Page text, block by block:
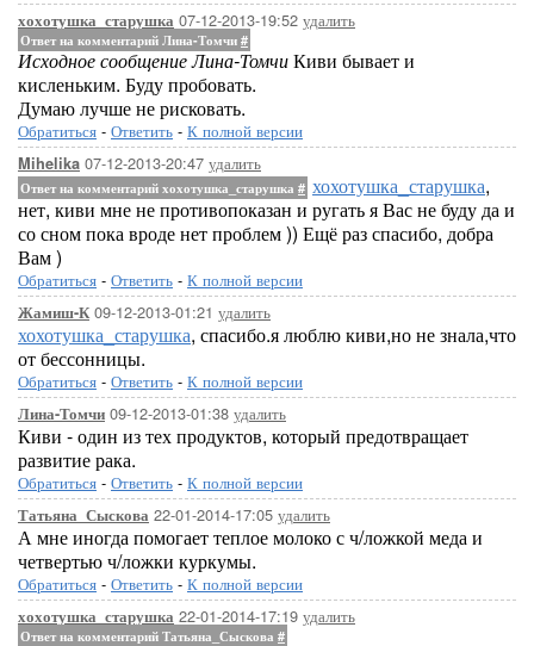
хохотушка_старушка 07-12-2013-19:52 удалить
Ответ на комментарий Лина-Томчи #
Исходное сообщение Лина-ТомчиКиви бывает и
кисленьким. Буду пробовать.
Думаю лучше не рисковать.
Обратиться - Ответить - К полной версии
Mihelika 07-12-2013-20:47 удалить
Ответ на комментарий хохотушка_старушка # хохотушка_старушка,
нет, киви мне не противопоказан и ругать я Вас не буду да и
со сном пока вроде нет проблем )) Ещё раз спасибо, добра
Вам )
Обратиться - Ответить - К полной версии
Жамиш-К09-12-2013-01:21 удалить
хохотушка_старушка, спасибо.я люблю киви,но не знала,что
от бессонницы.
Обратиться - Ответить - К полной версии
Лина-Томчи 09-12-2013-01:38 удалить
Киви - один из тех продуктов, который предотвращает
развитие рака.
Обратиться - Ответить - К полной версии
Татьяна_Сыскова 22-01-2014-17:05 удалить
А мне иногда помогает теплое молоко с ч/ложкой меда и
четвертью ч/ложки куркумы.
Обратиться - Ответить - К полной версии
хохотушка_старушка 22-01-2014-17:19 удалить
Ответ на комментарий Татьяна_Сыскова #